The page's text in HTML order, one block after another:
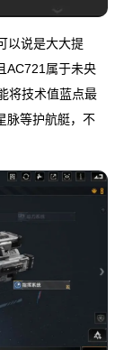
以说是大大提
AC721属于未央
将技术值蓝点最
脉等护航艇，不